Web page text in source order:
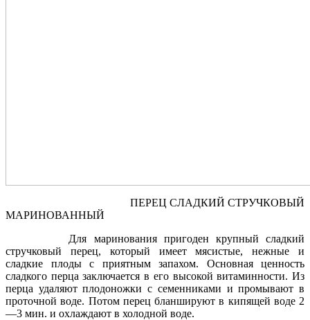
ПЕРЕЦ СЛАДКИЙ СТРУЧКОВЫЙ
МАРИНОВАННЫЙ
Для маринования пригоден крупный сладкий
стручковый перец, который имеет мясистые, нежные и
сладкие плоды с приятным запахом. Основная ценность
сладкого перца заключается в его высокой витаминности. Из
перца удаляют плодоножки с семенниками и промывают в
проточной воде. Потом перец бланшируют в кипящей воде 2
—3 мин. и охлаждают в холодной воде.